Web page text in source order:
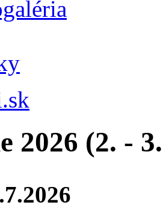
2026 (2. -